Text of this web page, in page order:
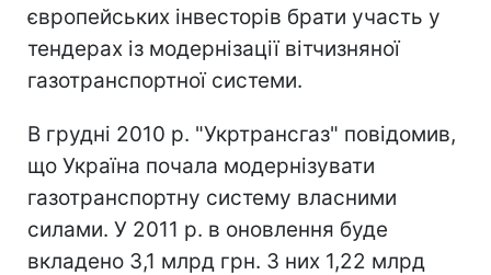
європейських інвесторів брати участь у
тендерах із модернізації вітчизняної
газотранспортної системи.
В грудні 2010 р. "Укртрансгаз" повідомив,
що Україна почала модернізувати
газотранспортну систему власними
силами. У 2011 р. в оновлення буде
вкладено 3,1 млрд грн. З них 1,22 млрд